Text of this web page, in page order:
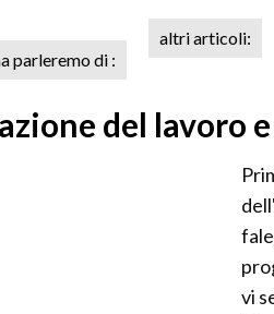
parleremo di :
altri articoli:
del lavoro
vi